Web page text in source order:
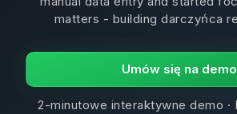
matters - building darczyńca
Umów się na demo
2-minutowe interaktywne demo ·